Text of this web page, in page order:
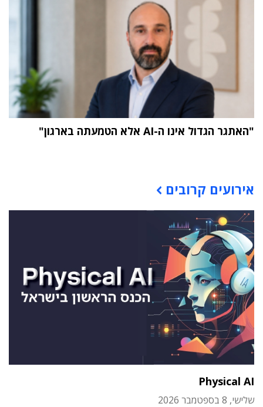
"האתגר הגדול אינו ה-AI אלא הטמעתה בארגון"
אירועים קרובים
Physical AI
שלישי, 8 בספטמבר 2026